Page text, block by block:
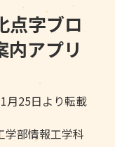
点字ブロ
内アプリ
月25日より転載
学部情報工学科